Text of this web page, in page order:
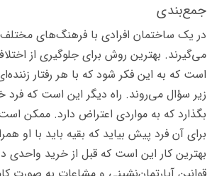
جمع‌بندی
در یک ساختمان افرادی با فرهنگ‌های مختلف
می‌گیرند. بهترین روش برای جلوگیری از
است که به این فکر شود که با هر رفتار
زیر سؤال می‌روند. راه دیگر این است که
بگذارد که به مواردی اعتراض دارد. ممکن
برای آن فرد پیش بیاید که بقیه باید با او
بهترین کار این است که قبل از خرید واحدی